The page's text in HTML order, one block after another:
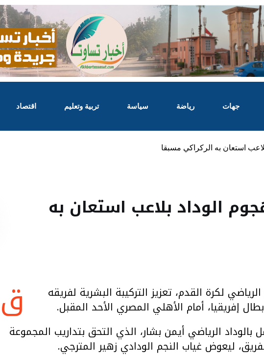
جهات رياضة سياسة تربية وتعليم اقتصاد
استعان به الركراكي مسبقا
الوداد بلاعب استعان به
ق لكرة القدم، تعزيز التركيبة البشرية لفريقه
إفريقيا، أمام الأهلي المصري الأحد المقبل.
الرياضي أيمن بشار، الذي التحق بتداريب المجموعة
ليعوض غياب النجم الودادي زهير المترجي.